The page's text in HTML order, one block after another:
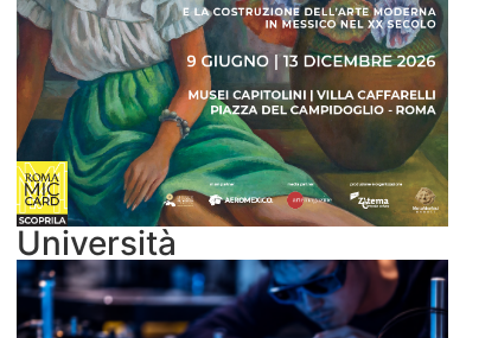
Università